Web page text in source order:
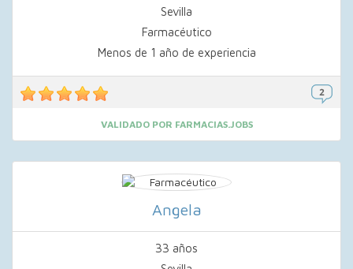
Sevilla
Farmacéutico
Menos de 1 año de experiencia
VALIDADO POR FARMACIAS.JOBS
Angela
33 años